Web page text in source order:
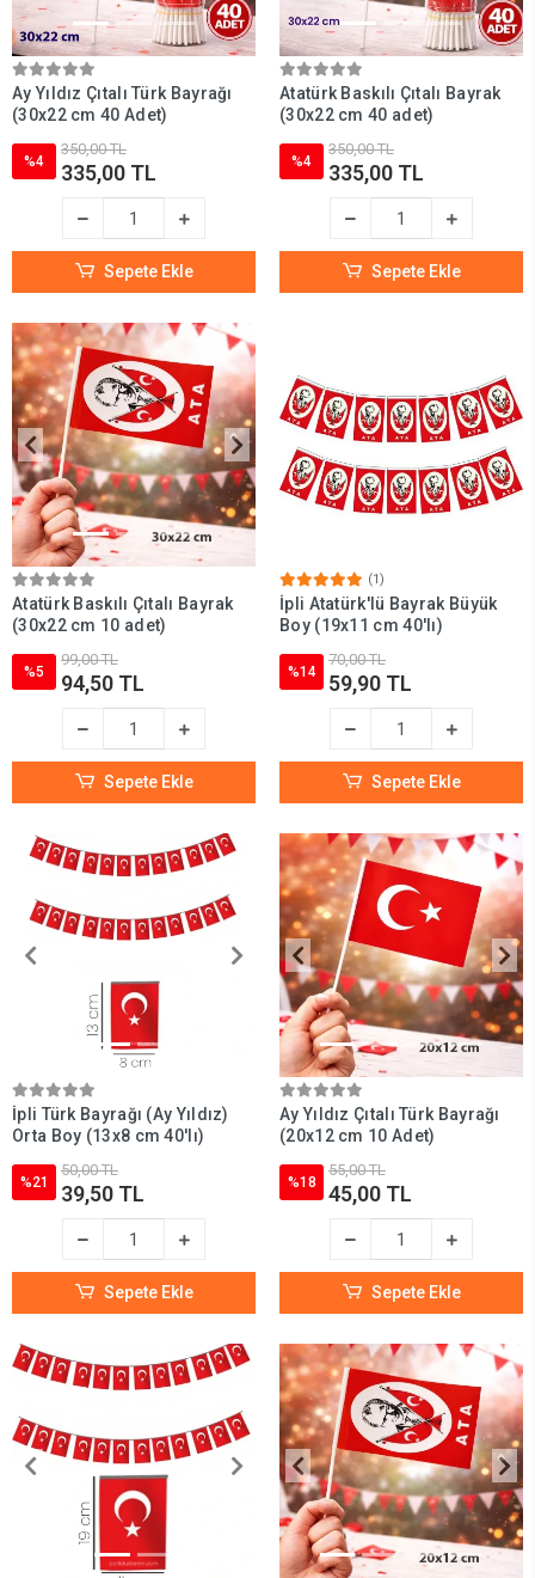
Ay Yıldız Çıtalı Türk Bayrağı
(30x22 cm 40 Adet)
%4
350,00 TL
335,00 TL
Sepete Ekle
Atatürk Baskılı Çıtalı Bayrak
(30x22 cm 40 adet)
%4
350,00 TL
335,00 TL
Sepete Ekle
Atatürk Baskılı Çıtalı Bayrak
(30x22 cm 10 adet)
%5
99,00 TL
94,50 TL
Sepete Ekle
(1)
İpli Atatürk'lü Bayrak Büyük
Boy (19x11 cm 40'lı)
%14
70,00 TL
59,90 TL
Sepete Ekle
İpli Türk Bayrağı (Ay Yıldız)
Orta Boy (13x8 cm 40'lı)
%21
50,00 TL
39,50 TL
Sepete Ekle
Ay Yıldız Çıtalı Türk Bayrağı
(20x12 cm 10 Adet)
%18
55,00 TL
45,00 TL
Sepete Ekle